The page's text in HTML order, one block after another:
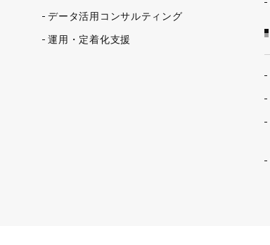
データ活用コンサルティング
運用・定着化支援